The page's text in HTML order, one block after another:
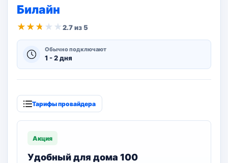
Билайн
★ ★ ★ ★ ★2.7 из 5
Обычно подключают
1 - 2 дня
Тарифы провайдера
Акция
Удобный для дома 100